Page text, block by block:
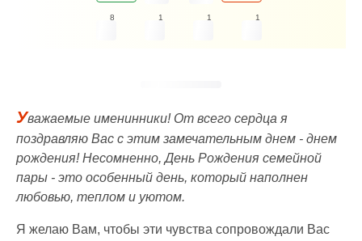
8 1 1 1
Уважаемые именинники! От всего сердца я
поздравляю Вас с этим замечательным днем - днем
рождения! Несомненно, День Рождения семейной
пары - это особенный день, который наполнен
любовью, теплом и уютом.
Я желаю Вам, чтобы эти чувства сопровождали Вас